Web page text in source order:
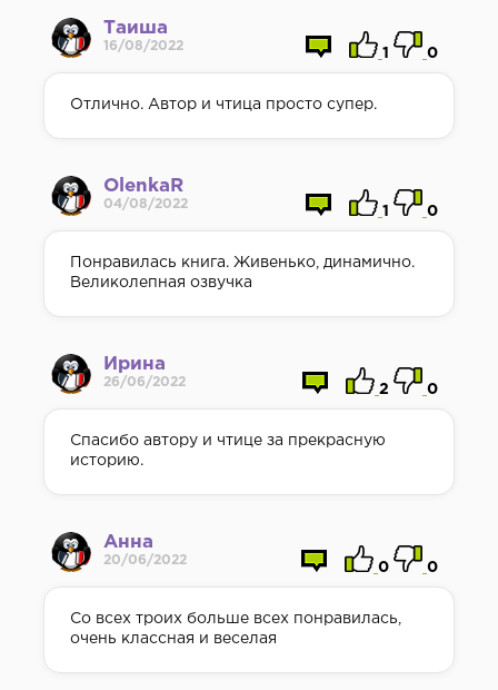
Таиша
16/08/2022
1 0
Отлично. Автор и чтица просто супер.
OlenkaR
04/08/2022
1 0
Понравилась книга. Живенько, динамично.
Великолепная озвучка
Ирина
26/06/2022
2 0
Спасибо автору и чтице за прекрасную
историю.
Анна
20/06/2022
0 0
Со всех троих больше всех понравилась,
очень классная и веселая